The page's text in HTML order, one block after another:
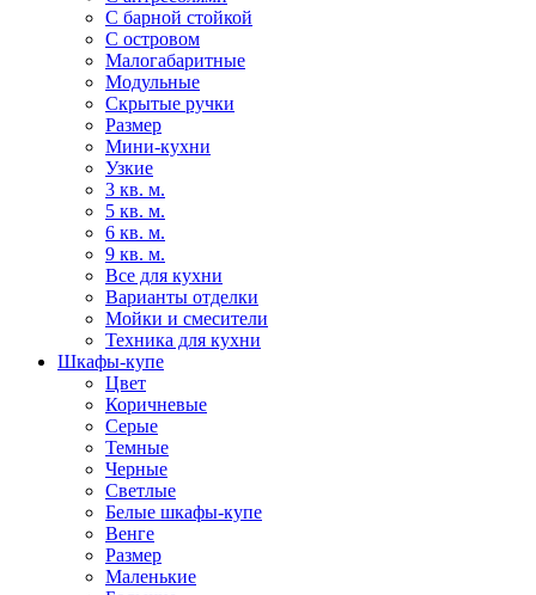
С барной стойкой
С островом
Малогабаритные
Модульные
Скрытые ручки
Размер
Мини-кухни
Узкие
3 кв. м.
5 кв. м.
6 кв. м.
9 кв. м.
Все для кухни
Варианты отделки
Мойки и смесители
Техника для кухни
Шкафы-купе
Цвет
Коричневые
Серые
Темные
Черные
Светлые
Белые шкафы-купе
Венге
Размер
Маленькие